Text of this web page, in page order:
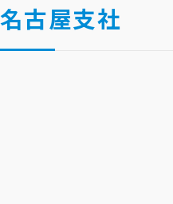
名古屋支社